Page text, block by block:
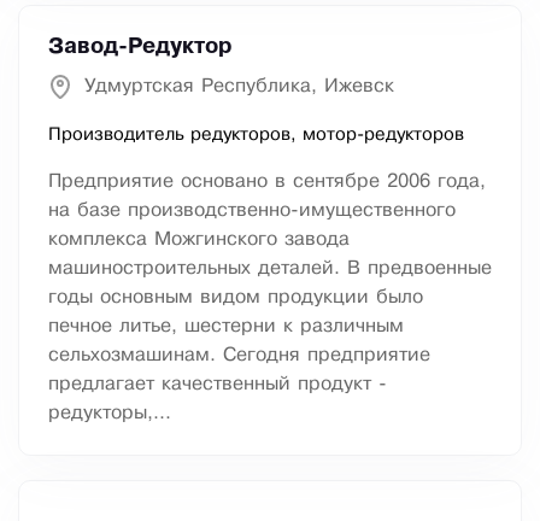
Завод-Редуктор
Удмуртская Республика, Ижевск
Производитель редукторов, мотор-редукторов
Предприятие основано в сентябре 2006 года,
на базе производственно-имущественного
комплекса Можгинского завода
машиностроительных деталей. В предвоенные
годы основным видом продукции было
печное литье, шестерни к различным
сельхозмашинам. Сегодня предприятие
предлагает качественный продукт -
редукторы,...